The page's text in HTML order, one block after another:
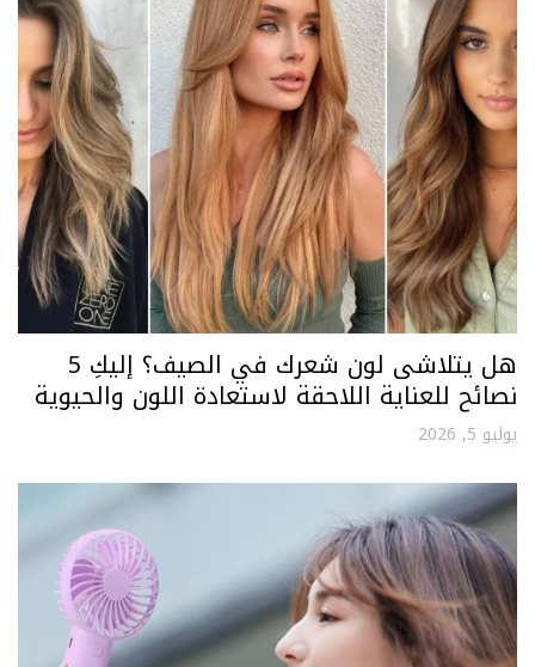
هل يتلاشى لون شعرك في الصيف؟ إليكِ 5
نصائح للعناية اللاحقة لاستعادة اللون والحيوية
يوليو 5, 2026